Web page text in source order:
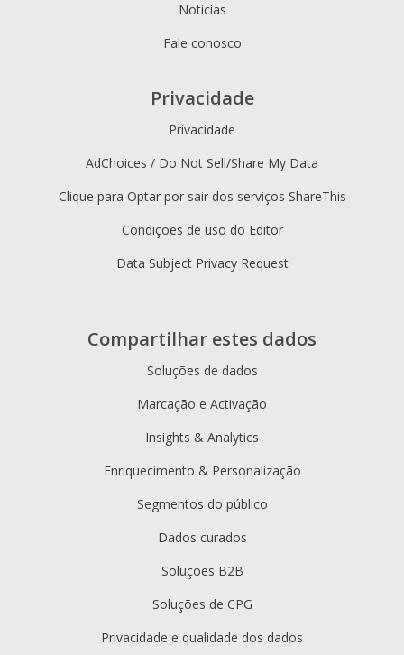
Compartilhar estes dados
Soluções de dados
Marcação e Activação
Insights & Analytics
Enriquecimento & Personalização
Segmentos do público
Dados curados
Soluções B2B
Soluções de CPG
Privacidade e qualidade dos dados
Notícias
Fale conosco
Privacidade
Privacidade
AdChoices / Do Not Sell/Share My Data
Clique para Optar por sair dos serviços ShareThis
Condições de uso do Editor
Data Subject Privacy Request